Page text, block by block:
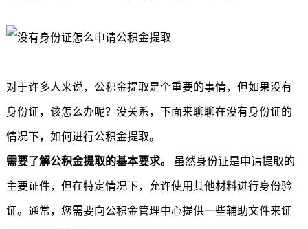
对于许多人来说，公积金提取是个重要的事情，但如果没有
身份证，该怎么办呢？没关系，下面来聊聊在没有身份证的
情况下，如何进行公积金提取。
需要了解公积金提取的基本要求。 虽然身份证是申请提取的
主要证件，但在特定情况下，允许使用其他材料进行身份验
证。通常，您需要向公积金管理中心提供一些辅助文件来证